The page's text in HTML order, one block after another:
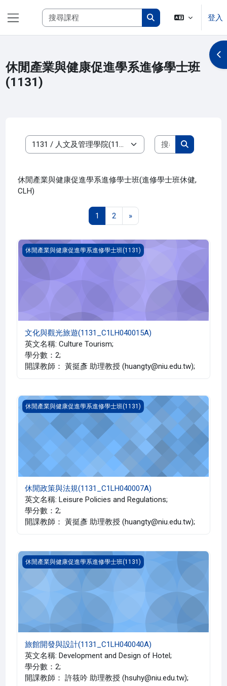
搜尋課程
搜尋課程
登入
休閒產業與健康促進學系進修學士班
(1131)
開
課程類別
搜尋課程
搜尋課程
休閒產業與健康促進學系進修學士班(進修學士班休健,
CLH)
1 第 1 頁
2第 2 頁
»下一頁
文化與觀光旅遊(1131_C1LH040015A)
休閒產業與健康促進學系進修學士班(1131)
文化與觀光旅遊(1131_C1LH040015A)
英文名稱: Culture Tourism;
學分數：2;
開課教師： 黃挺彥 助理教授 (huangty@niu.edu.tw);
休閒政策與法規(1131_C1LH040007A)
休閒產業與健康促進學系進修學士班(1131)
休閒政策與法規(1131_C1LH040007A)
英文名稱: Leisure Policies and Regulations;
學分數：2;
開課教師： 黃挺彥 助理教授 (huangty@niu.edu.tw);
旅館開發與設計(1131_C1LH040040A)
休閒產業與健康促進學系進修學士班(1131)
旅館開發與設計(1131_C1LH040040A)
英文名稱: Development and Design of Hotel;
學分數：2;
開課教師： 許筱吟 助理教授 (hsuhy@niu.edu.tw);